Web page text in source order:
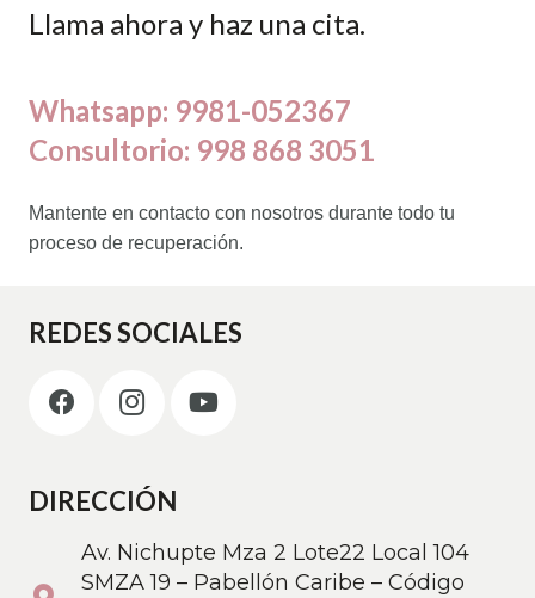
Llama ahora y haz una cita.
Whatsapp: 9981-052367
Consultorio: 998 868 3051
Mantente en contacto con nosotros durante todo tu
proceso de recuperación.
REDES SOCIALES
DIRECCIÓN
Av. Nichupte Mza 2 Lote22 Local 104
SMZA 19 – Pabellón Caribe – Código